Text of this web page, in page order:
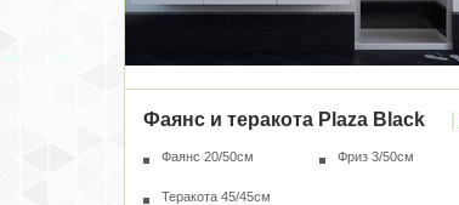
Фаянс и теракота Plaza Black
Фаянс 20/50см Фриз 3/50см
Теракота 45/45см